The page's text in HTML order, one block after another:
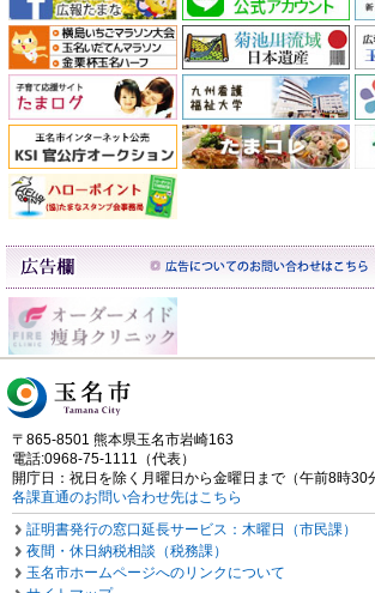
〒865-8501 熊本県玉名市岩崎163
電話:0968-75-1111（代表）
開庁日：祝日を除く月曜日から金曜日まで（午前8時30
各課直通のお問い合わせ先はこちら
証明書発行の窓口延長サービス：木曜日（市民課）
夜間・休日納税相談（税務課）
玉名市ホームページへのリンクについて